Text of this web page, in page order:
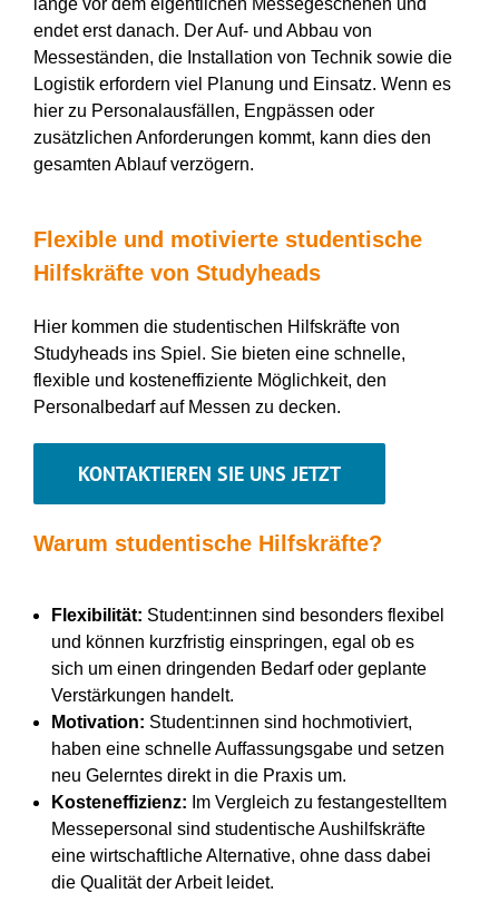
lange vor dem eigentlichen Messegeschehen und
endet erst danach. Der Auf- und Abbau von
Messeständen, die Installation von Technik sowie die
Logistik erfordern viel Planung und Einsatz. Wenn es
hier zu Personalausfällen, Engpässen oder
zusätzlichen Anforderungen kommt, kann dies den
gesamten Ablauf verzögern.
Flexible und motivierte studentische
Hilfskräfte von Studyheads
Hier kommen die studentischen Hilfskräfte von
Studyheads ins Spiel. Sie bieten eine schnelle,
flexible und kosteneffiziente Möglichkeit, den
Personalbedarf auf Messen zu decken.
KONTAKTIEREN SIE UNS JETZT
Warum studentische Hilfskräfte?
Flexibilität: Student:innen sind besonders flexibel
und können kurzfristig einspringen, egal ob es
sich um einen dringenden Bedarf oder geplante
Verstärkungen handelt.
Motivation: Student:innen sind hochmotiviert,
haben eine schnelle Auffassungsgabe und setzen
neu Gelerntes direkt in die Praxis um.
Kosteneffizienz: Im Vergleich zu festangestelltem
Messepersonal sind studentische Aushilfskräfte
eine wirtschaftliche Alternative, ohne dass dabei
die Qualität der Arbeit leidet.